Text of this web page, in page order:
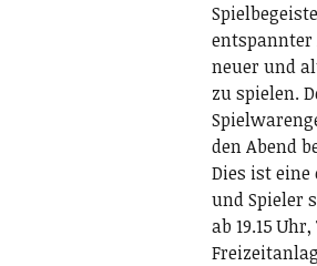
entspannter
neuer und
zu spielen.
den Abend
Dies ist eine
und Spieler
ab 19.15